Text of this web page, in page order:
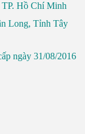
Hồ Chí Minh
Long, Tỉnh Tây
ngày 31/08/2016